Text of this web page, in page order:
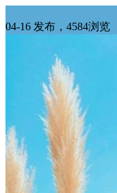
04-16 发布，4584浏览